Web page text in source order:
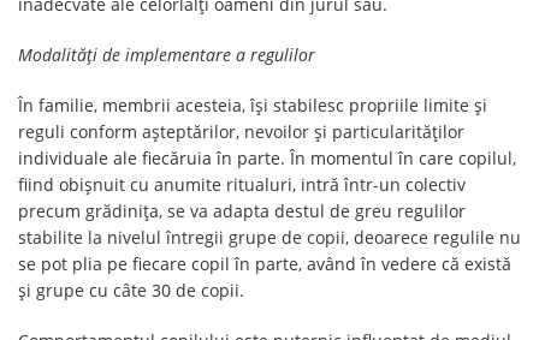
Modalități de implementare a regulilor
În familie, membrii acesteia, îşi stabilesc propriile limite şi
reguli conform aşteptărilor, nevoilor şi particularităţilor
individuale ale fiecăruia în parte. În momentul în care copilul,
fiind obişnuit cu anumite ritualuri, intră într-un colectiv
precum grădinița, se va adapta destul de greu regulilor
stabilite la nivelul întregii grupe de copii, deoarece regulile nu
se pot plia pe fiecare copil în parte, având în vedere că există
şi grupe cu câte 30 de copii.